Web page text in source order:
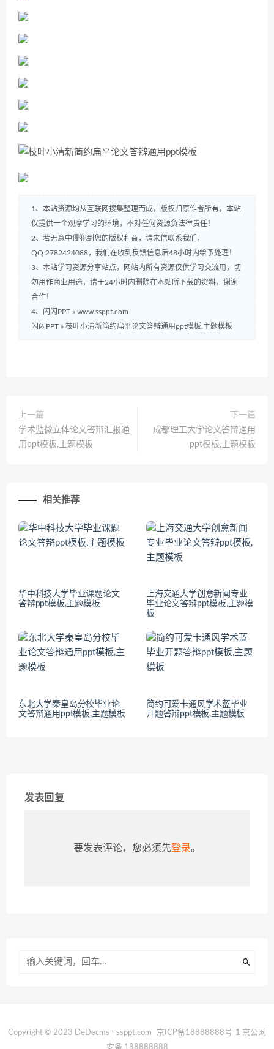
1、本站资源均从互联网搜集整理而成，版权归原作者所有，本站
仅提供一个观摩学习的环境，不对任何资源负法律责任！
2、若无意中侵犯到您的版权利益，请来信联系我们，
QQ:2782424088，我们在收到反馈信息后48小时内给予处理！
3、本站学习资源分享站点，网站内所有资源仅供学习交流用，切
勿用作商业用途，请于24小时内删除在本站所下载的资料，谢谢
合作！
4、闪闪PPT » www.ssppt.com
闪闪PPT » 枝叶小清新简约扁平论文答辩通用ppt模板,主题模板
上一篇
学术蓝微立体论文答辩汇报通
用ppt模板,主题模板
下一篇
成都理工大学论文答辩通用
ppt模板,主题模板
相关推荐
华中科技大学毕业课题论文
答辩ppt模板,主题模板
上海交通大学创意新闻专业
毕业论文答辩ppt模板,主题模
板
东北大学秦皇岛分校毕业论
文答辩通用ppt模板,主题模板
简约可爱卡通风学术蓝毕业
开题答辩ppt模板,主题模板
发表回复
要发表评论，您必须先登录。
Copyright © 2023 DeDecms - ssppt.com 京ICP备18888888号-1 京公网
安备 188888888